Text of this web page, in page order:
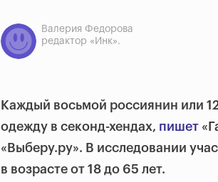
Валерия Федорова
редактор «Инк».
Каждый восьмой россиянин или
одежду в секонд-хендах, пишет
«Выберу.ру». В исследовании
в возрасте от 18 до 65 лет.